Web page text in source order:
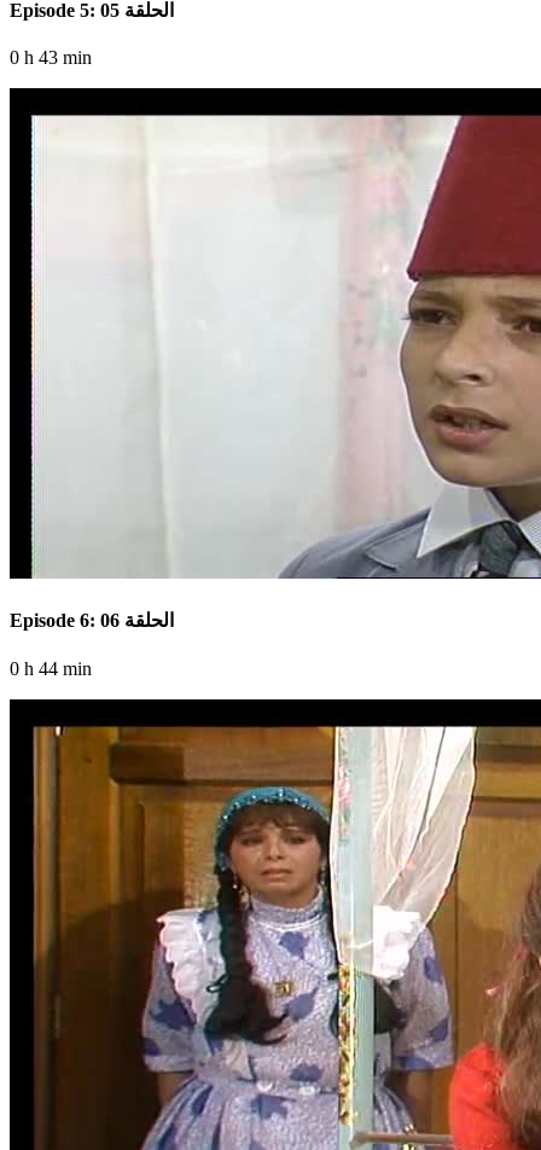
Episode 5: الحلقة 05
0 h 43 min
Episode 6: الحلقة 06
0 h 44 min